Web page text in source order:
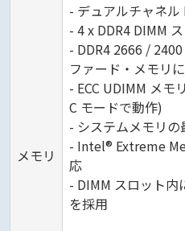
メモリ
- デュアルチャネル
- 4 x DDR4 DIMM
- DDR4 2666 /
ファード・メモリ
- ECC UDIMM メモ
C モードで動作)
- システムメモリ
- Intel® Extreme
応
- DIMM スロット内
を採用